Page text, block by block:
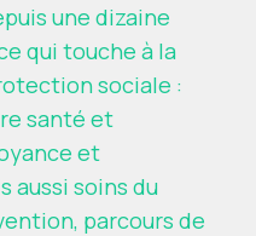
une dizaine
qui touche à la
sociale :
santé et
et
aussi soins du
parcours de